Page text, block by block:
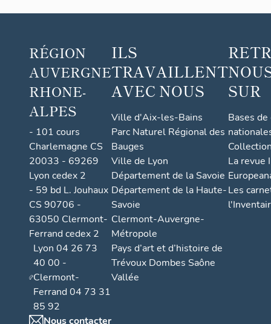
RÉGION
AUVERGNE
RHONE-
ALPES
- 101 cours
Charlemagne CS
20033 - 69269
Lyon cedex 2
- 59 bd L. Jouhaux
CS 90706 -
63050 Clermont-
Ferrand cedex 2
Lyon 04 26 73
40 00 -
Clermont-
Ferrand 04 73 31
85 92
Nous contacter
ILS
TRAVAILLENT
AVEC NOUS
Ville d'Aix-les-Bains
Parc Naturel Régional des
Bauges
Ville de Lyon
Département de la Savoie
Département de la Haute-
Savoie
Clermont-Auvergne-
Métropole
Pays d’art et d’histoire de
Trévoux Dombes Saône
Vallée
SUR
Bases
La revue
Les